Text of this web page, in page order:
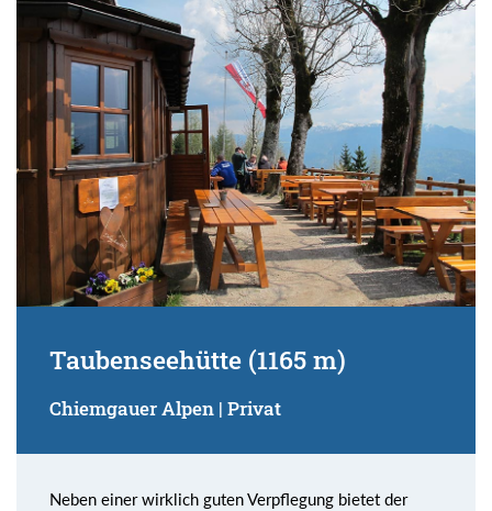
Taubenseehütte (1165 m)
Chiemgauer Alpen | Privat
Neben einer wirklich guten Verpflegung bietet der